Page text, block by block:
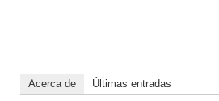
Acerca de Últimas entradas